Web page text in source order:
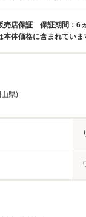
売店保証 保証期間：6
本体価格に含まれていま
県)